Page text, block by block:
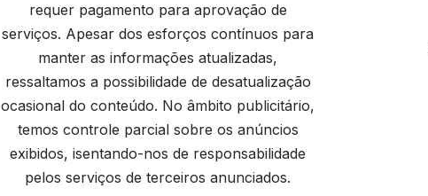
requer pagamento para aprovação de
serviços. Apesar dos esforços contínuos para
manter as informações atualizadas,
ressaltamos a possibilidade de desatualização
ocasional do conteúdo. No âmbito publicitário,
temos controle parcial sobre os anúncios
exibidos, isentando-nos de responsabilidade
pelos serviços de terceiros anunciados.